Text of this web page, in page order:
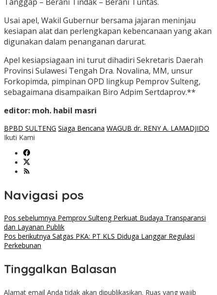
Usai apel, Wakil Gubernur bersama jajaran meninjau
kesiapan alat dan perlengkapan kebencanaan yang akan
digunakan dalam penanganan darurat.
Apel kesiapsiagaan ini turut dihadiri Sekretaris Daerah
Provinsi Sulawesi Tengah Dra. Novalina, MM, unsur
Forkopimda, pimpinan OPD lingkup Pemprov Sulteng,
sebagaimana disampaikan Biro Adpim Sertdaprov.**
editor: moh. habil masri
BPBD SULTENG Siaga Bencana WAGUB dr. RENY A. LAMADJIDO
Ikuti Kami
Navigasi pos
Pos sebelumnya Pemprov Sulteng Perkuat Budaya Transparansi
dan Layanan Publik
Pos berikutnya Satgas PKA: PT KLS Diduga Langgar Regulasi
Perkebunan
Tinggalkan Balasan
Alamat email Anda tidak akan dipublikasikan. Ruas yang wajib